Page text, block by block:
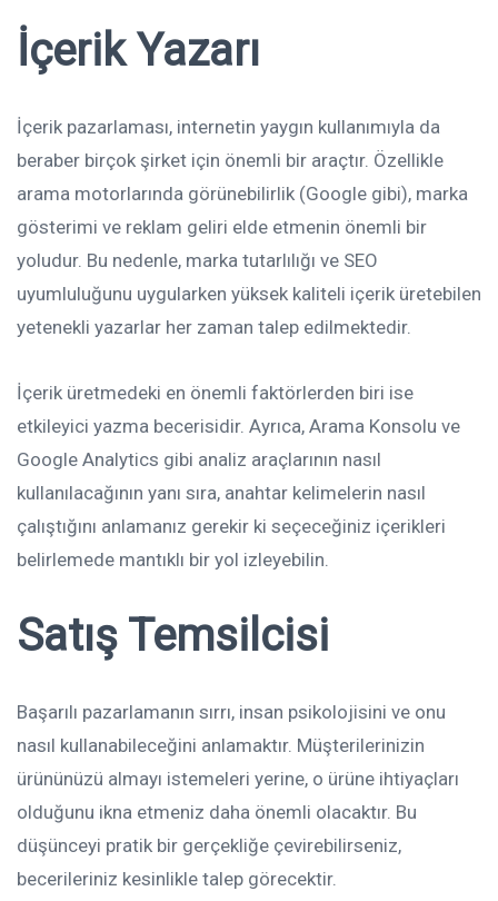
İçerik Yazarı
İçerik pazarlaması, internetin yaygın kullanımıyla da
beraber birçok şirket için önemli bir araçtır. Özellikle
arama motorlarında görünebilirlik (Google gibi), marka
gösterimi ve reklam geliri elde etmenin önemli bir
yoludur. Bu nedenle, marka tutarlılığı ve SEO
uyumluluğunu uygularken yüksek kaliteli içerik üretebilen
yetenekli yazarlar her zaman talep edilmektedir.
İçerik üretmedeki en önemli faktörlerden biri ise
etkileyici yazma becerisidir. Ayrıca, Arama Konsolu ve
Google Analytics gibi analiz araçlarının nasıl
kullanılacağının yanı sıra, anahtar kelimelerin nasıl
çalıştığını anlamanız gerekir ki seçeceğiniz içerikleri
belirlemede mantıklı bir yol izleyebilin.
Satış Temsilcisi
Başarılı pazarlamanın sırrı, insan psikolojisini ve onu
nasıl kullanabileceğini anlamaktır. Müşterilerinizin
ürününüzü almayı istemeleri yerine, o ürüne ihtiyaçları
olduğunu ikna etmeniz daha önemli olacaktır. Bu
düşünceyi pratik bir gerçekliğe çevirebilirseniz,
becerileriniz kesinlikle talep görecektir.